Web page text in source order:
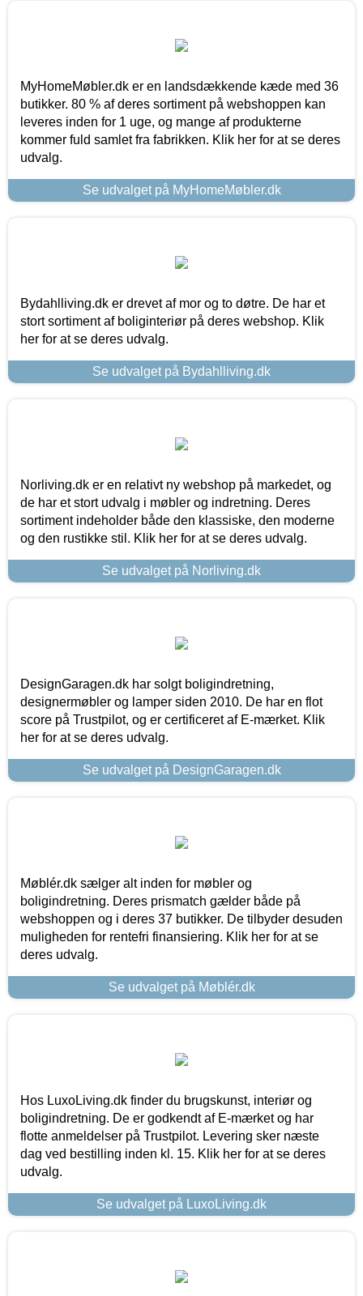
MyHomeMøbler.dk er en landsdækkende kæde med 36
butikker. 80 % af deres sortiment på webshoppen kan
leveres inden for 1 uge, og mange af produkterne
kommer fuld samlet fra fabrikken. Klik her for at se deres
udvalg.
Se udvalget på MyHomeMøbler.dk
Bydahlliving.dk er drevet af mor og to døtre. De har et
stort sortiment af boliginteriør på deres webshop. Klik
her for at se deres udvalg.
Se udvalget på Bydahlliving.dk
Norliving.dk er en relativt ny webshop på markedet, og
de har et stort udvalg i møbler og indretning. Deres
sortiment indeholder både den klassiske, den moderne
og den rustikke stil. Klik her for at se deres udvalg.
Se udvalget på Norliving.dk
DesignGaragen.dk har solgt boligindretning,
designermøbler og lamper siden 2010. De har en flot
score på Trustpilot, og er certificeret af E-mærket. Klik
her for at se deres udvalg.
Se udvalget på DesignGaragen.dk
Møblér.dk sælger alt inden for møbler og
boligindretning. Deres prismatch gælder både på
webshoppen og i deres 37 butikker. De tilbyder desuden
muligheden for rentefri finansiering. Klik her for at se
deres udvalg.
Se udvalget på Møblér.dk
Hos LuxoLiving.dk finder du brugskunst, interiør og
boligindretning. De er godkendt af E-mærket og har
flotte anmeldelser på Trustpilot. Levering sker næste
dag ved bestilling inden kl. 15. Klik her for at se deres
udvalg.
Se udvalget på LuxoLiving.dk